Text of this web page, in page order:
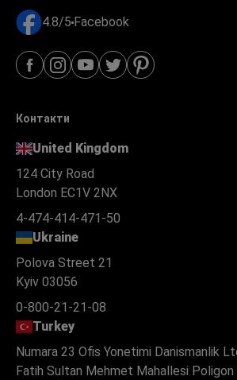
4.8/5 Facebook
Контакти
United Kingdom
124 City Road
London EC1V 2NX
4-474-414-471-50
Ukraine
Polova Street 21
Kyiv 03056
0-800-21-21-08
Turkey
Numara 23 Ofis Yonetimi Danismanlik
Fatih Sultan Mehmet Mahallesi Poligon